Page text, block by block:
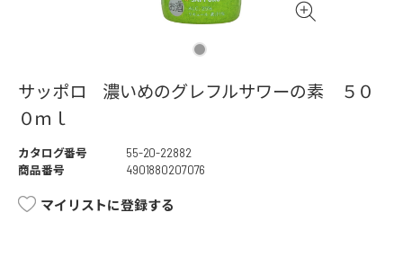
サッポロ 濃いめのグレフルサワーの素 ５０
０ｍｌ
カタログ番号
55-20-22882
商品番号
4901880207076
マイリストに登録する